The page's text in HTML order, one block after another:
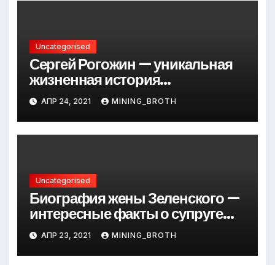
Uncategorised
Сергей Рогожин — уникальная
жизненная история
талантливого певца, его
музыкальный путь и важные
достижения
АПР 24, 2021 MINING_BROTH
Uncategorised
Биография жены Зеленского —
интересные факты о супруге
президента Украины
АПР 23, 2021 MINING_BROTH